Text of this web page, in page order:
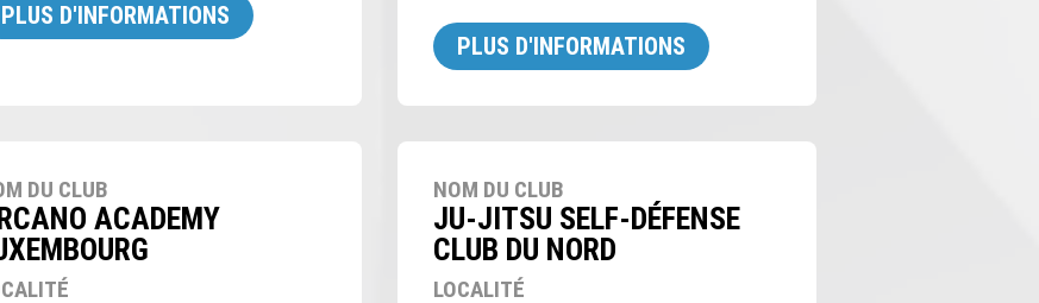
PLUS D'INFORMATIONS
PLUS D'INFORMATIONS
DU CLUB
ACADEMY
NOM DU CLUB
JU-JITSU SELF-DÉFENSE
CLUB DU NORD
LOCALITÉ